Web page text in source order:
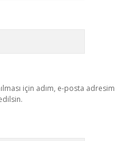
için adım, e-posta adresim